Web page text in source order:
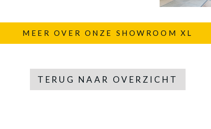
MEER OVER ONZE SHOWROOM XL
TERUG NAAR OVERZICHT